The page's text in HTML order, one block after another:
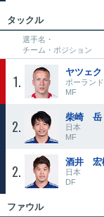
タックル
選手名・
チーム・ポジション
1
ヤツェ
ポーランド
MF
2
柴崎 岳
日本
MF
2
酒井 宏
日本
DF
ファウル